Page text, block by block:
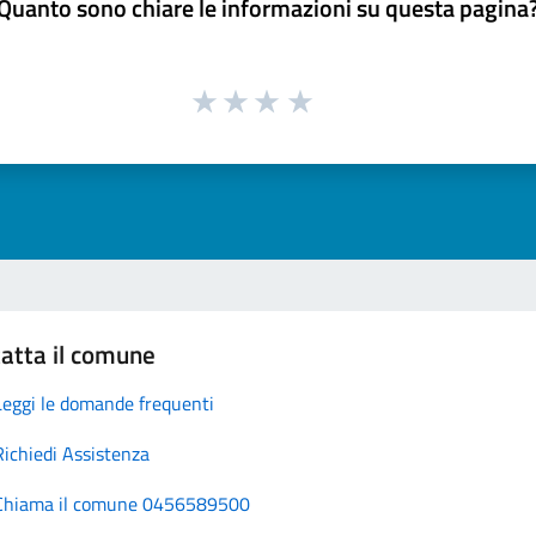
sono chiare le informazioni su questa
il comune
le domande frequenti
Assistenza
il comune 0456589500